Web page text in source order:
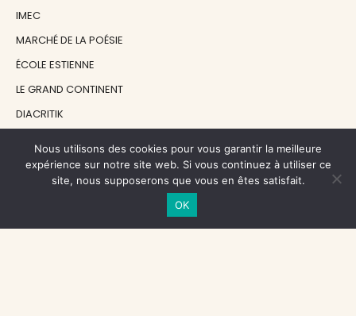
IMEC
MARCHÉ DE LA POÉSIE
ÉCOLE ESTIENNE
LE GRAND CONTINENT
DIACRITIK
NOS SOUTIENS
CENTRE NATIONAL DU LIVRE
Nous utilisons des cookies pour vous garantir la meilleure
expérience sur notre site web. Si vous continuez à utiliser ce
site, nous supposerons que vous en êtes satisfait.
OK